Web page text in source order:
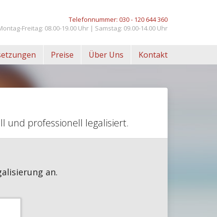
Telefonnummer: 030 - 120 644 360
Freitag: 08.00-19.00 Uhr | Samstag: 09.00-14.00 Uhr
Preise Über Uns Kontakt
und professionell legalisiert.
an.